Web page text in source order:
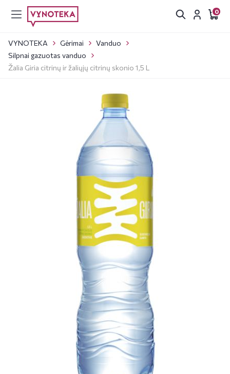
0
VYNOTEKA Gėrimai
Vanduo
Silpnai gazuotas vanduo
Žalia Giria citrinų ir žaliųjų citrinų skonio 1,5 L